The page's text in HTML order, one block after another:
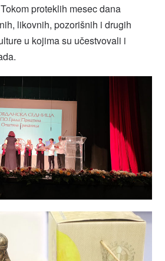
proteklih mesec dana
likovnih, pozorišnih i drugih
u kojima su učestvovali i